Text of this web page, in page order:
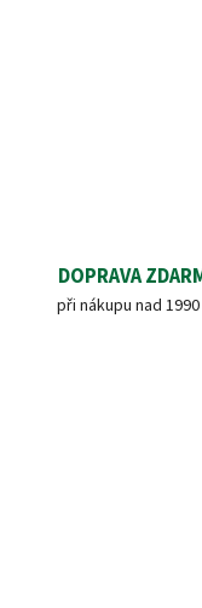
DOPRAVA
při nákupu nad